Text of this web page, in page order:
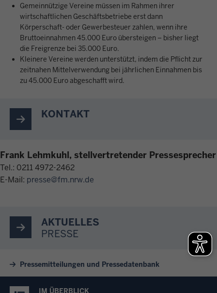
Gemeinnützige Vereine müssen im Rahmen ihrer
wirtschaftlichen Geschäftsbetriebe erst dann
Körperschaft- oder Gewerbesteuer zahlen, wenn ihre
Bruttoeinnahmen 45.000 Euro übersteigen – bisher liegt
die Freigrenze bei 35.000 Euro.
Kleinere Vereine werden unterstützt, indem die Pflicht zur
zeitnahen Mittelverwendung bei jährlichen Einnahmen bis
zu 45.000 Euro abgeschafft wird.
KONTAKT
Frank Lehmkuhl, stellvertretender Pressesprecher
Tel.: 0211 4972-2462
E-Mail: presse@fm.nrw.de
AKTUELLES
PRESSE
Pressemitteilungen und Pressedatenbank
IM ÜBERBLICK